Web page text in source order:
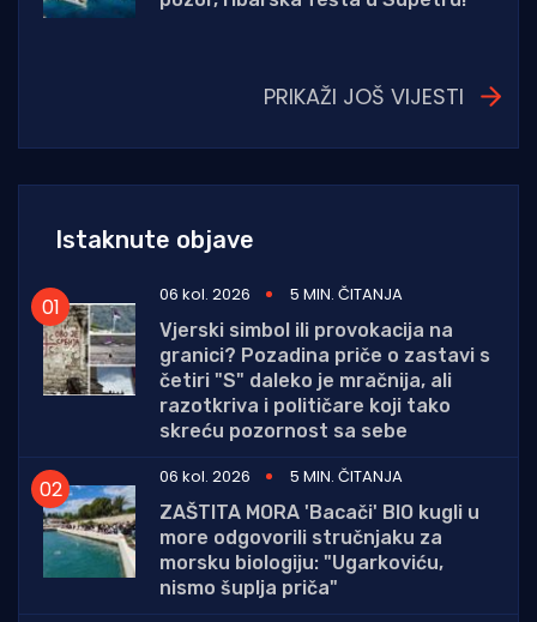
PRIKAŽI JOŠ VIJESTI
Istaknute objave
06 kol. 2026
5 MIN. ČITANJA
Vjerski simbol ili provokacija na
granici? Pozadina priče o zastavi s
četiri "S" daleko je mračnija, ali
razotkriva i političare koji tako
skreću pozornost sa sebe
06 kol. 2026
5 MIN. ČITANJA
ZAŠTITA MORA 'Bacači' BIO kugli u
more odgovorili stručnjaku za
morsku biologiju: "Ugarkoviću,
nismo šuplja priča"